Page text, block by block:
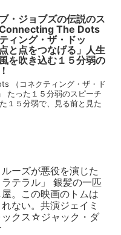
・ジョブズの伝説のス
Connecting The Dots
ィング・ザ・ドッ
と点をつなげる」人生
を吹き込む１５分弱の
（コネクティング・ザ・ド
たった１５分弱のスピーチ
１５分弱で、見る前と見た
ルーズが悪役を演じた
テラル」 銀髪の一匹
。この映画のトムは
ない。共演ジェイミ
ックス☆ジャック・ダ